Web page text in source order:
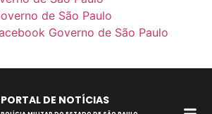
PORTAL DE NOTÍCIAS